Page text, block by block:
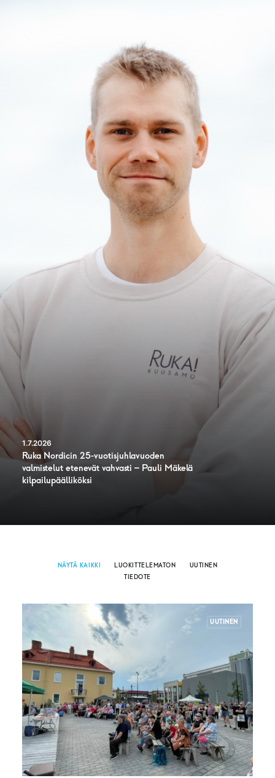
1.7.2026
Ruka Nordicin 25-vuotisjuhlavuoden
valmistelut etenevät vahvasti – Pauli Mäkelä
kilpailupäälliköksi
NÄYTÄ KAIKKI LUOKITTELEMATON
UUTINEN
TIEDOTE
UUTINEN